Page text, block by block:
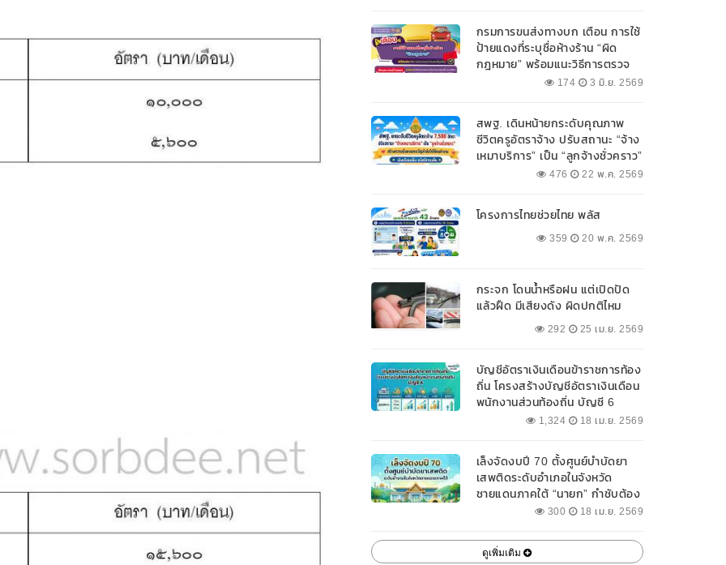
กรมการขนส่งทางบก เตือน การใช้
ป้ายแดงที่ระบุชื่อห้างร้าน “ผิด
กฎหมาย” พร้อมแนะวิธีการตรวจ
สอบป้ายแดงที่ถูกต้อง
174 3 มิ.ย. 2569
สพฐ. เดินหน้ายกระดับคุณภาพ
ชีวิตครูอัตราจ้าง ปรับสถานะ “จ้าง
เหมาบริการ” เป็น “ลูกจ้างชั่วคราว”
476 22 พ.ค. 2569
โครงการไทยช่วยไทย พลัส
359 20 พ.ค. 2569
กระจก โดนน้ำหรือฝน แต่เปิดปัด
แล้วฝืด มีเสียงดัง ผิดปกติไหม
292 25 เม.ย. 2569
บัญชีอัตราเงินเดือนข้าราชการท้อง
ถิ่น โครงสร้างบัญชีอัตราเงินเดือน
พนักงานส่วนท้องถิ่น บัญชี 6
1,324 18 เม.ย. 2569
เล็งจัดงบปี 70 ตั้งศูนย์บำบัดยา
เสพติดระดับอำเภอในจังหวัด
ชายแดนภาคใต้ “นายก” กำชับต้อง
ออกแบบเฉพาะให้สอดคล้องกับ
300 18 เม.ย. 2569
ดูเพิ่มเติม